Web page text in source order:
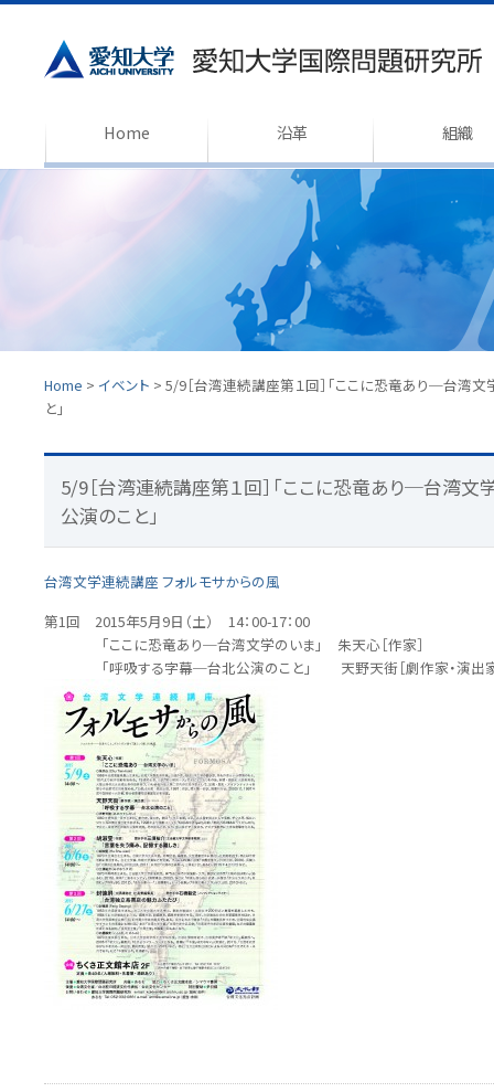
Home 沿革 組織
Home > イベント > 5/9［台湾連続講座第１回］「ここに恐竜あり─台湾
と」
5/9［台湾連続講座第１回］「ここに恐竜あり─台湾文
公演のこと」
台湾文学連続講座 フォルモサからの風
第1回 2015年5月9日（土） 14：00-17：00
「ここに恐竜あり─台湾文学のいま」 朱天心［作家］
「呼吸する字幕─台北公演のこと」 天野天街［劇作家・演出